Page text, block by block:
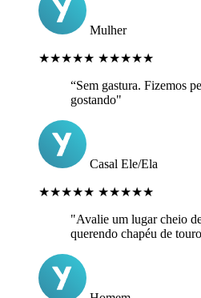
Mulher
★★★★★ ★★★★★
“Sem gastura. Fizemos
gostando"
Casal Ele/Ela
★★★★★ ★★★★★
"Avalie um lugar cheio
querendo chapéu de